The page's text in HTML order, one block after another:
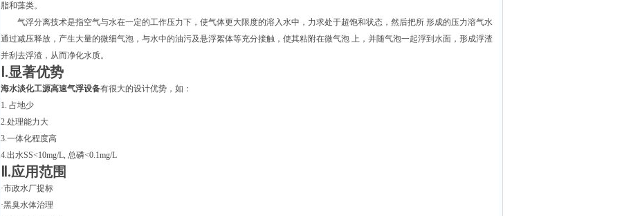
脂和藻类。
气浮分离技术是指空气与水在一定的工作压力下，使气体更大限度的溶入水中，力求处于超饱和状态，然后把所 形成的压力溶气水
通过减压释放，产生大量的微细气泡，与水中的油污及悬浮絮体等充分接触，使其粘附在微气泡 上，并随气泡一起浮到水面，形成浮渣
并刮去浮渣，从而净化水质。
Ⅰ.显著优势
海水淡化工源高速气浮设备有很大的设计优势，如：
1. 占地少
2.处理能力大
3.一体化程度高
4.出水SS<10mg/L, 总磷<0.1mg/L
Ⅱ.应用范围
·市政水厂提标
·黑臭水体治理